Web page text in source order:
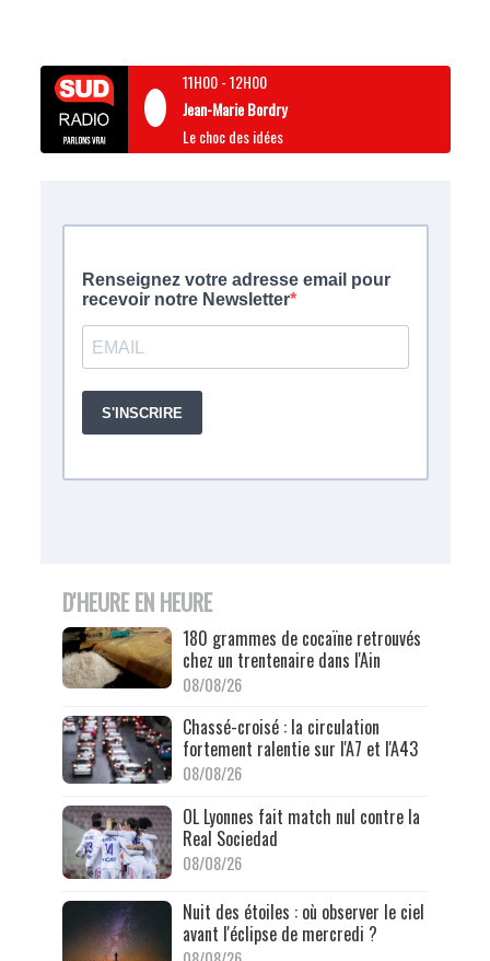
11H00-12H00
Jean-Marie Bordry
Le choc des idées
D'HEURE EN HEURE
180 grammes de cocaïne retrouvés
chez un trentenaire dans l'Ain
08/08/26
Chassé-croisé : la circulation
fortement ralentie sur l'A7 et l'A43
08/08/26
OL Lyonnes fait match nul contre la
Real Sociedad
08/08/26
Nuit des étoiles : où observer le ciel
avant l'éclipse de mercredi ?